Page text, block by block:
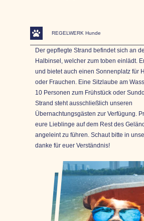
Der gepflegte Strand befindet sich an
Halbinsel, welcher zum toben einlädt.
und bietet auch einen Sonnenplatz für
oder Frauchen. Eine Sitzlaube am
10 Personen zum Frühstück oder
Strand steht ausschließlich unseren
Übernachtungsgästen zur Verfügung.
eure Lieblinge auf dem Rest des
angeleint zu führen. Schaut bitte in
danke für euer Verständnis!
REGELWERK Hunde